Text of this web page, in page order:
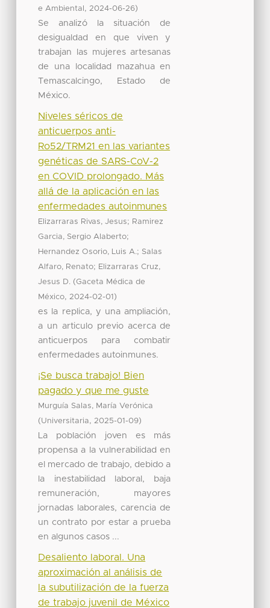
e Ambiental , 2024-06-26)
Se analizó la situación de
desigualdad en que viven y
trabajan las mujeres artesanas
de una localidad mazahua en
Temascalcingo, Estado de
México.
Niveles séricos de
anticuerpos anti-
Ro52/TRM21 en las variantes
genéticas de SARS-CoV-2
en COVID prolongado. Más
allá de la aplicación en las
enfermedades autoinmunes
Elizarraras Rivas, Jesus; Ramirez
Garcia, Sergio Alaberto;
Hernandez Osorio, Luis A.; Salas
Alfaro, Renato; Elizarraras Cruz,
Jesus D. (Gaceta Médica de
México, 2024-02-01 )
es la replica, y una ampliación,
a un articulo previo acerca de
anticuerpos para combatir
enfermedades autoinmunes.
¡Se busca trabajo! Bien
pagado y que me guste
Murguía Salas, María Verónica
(Universitaria, 2025-01-09)
La población joven es más
propensa a la vulnerabilidad en
el mercado de trabajo, debido a
la inestabilidad laboral, baja
remuneración, mayores
jornadas laborales, carencia de
un contrato por estar a prueba
en algunos casos ...
Desaliento laboral. Una
aproximación al análisis de
la subutilización de la fuerza
de trabajo juvenil de México